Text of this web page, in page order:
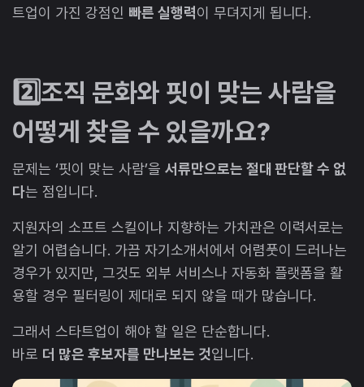
트업이 가진 강점인 빠른 실행력이 무뎌지게 됩니다.
2️⃣조직 문화와 핏이 맞는 사람을
어떻게 찾을 수 있을까요?
문제는 ‘핏이 맞는 사람’을 서류만으로는 절대 판단할 수 없
다는 점입니다.
지원자의 소프트 스킬이나 지향하는 가치관은 이력서로는
알기 어렵습니다. 가끔 자기소개서에서 어렴풋이 드러나는
경우가 있지만, 그것도 외부 서비스나 자동화 플랫폼을 활
용할 경우 필터링이 제대로 되지 않을 때가 많습니다.
그래서 스타트업이 해야 할 일은 단순합니다.
바로 더 많은 후보자를 만나보는 것입니다.